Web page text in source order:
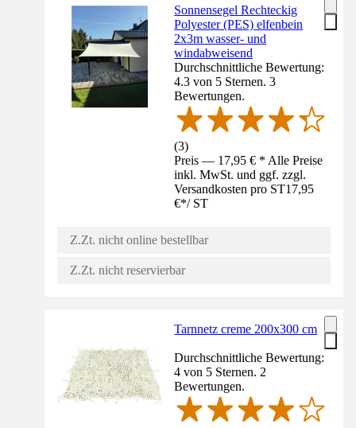
Sonnensegel Rechteckig
Polyester (PES) elfenbein
2x3m wasser- und
windabweisend
Durchschnittliche Bewertung:
4.3 von 5 Sternen. 3
Bewertungen.
(3)
Preis — 17,95 € * Alle Preise
inkl. MwSt. und ggf. zzgl.
Versandkosten pro ST17,95
€*/ ST
Z.Zt. nicht online bestellbar
Z.Zt. nicht reservierbar
Tarnnetz creme 200x300 cm
Durchschnittliche Bewertung:
4 von 5 Sternen. 2
Bewertungen.